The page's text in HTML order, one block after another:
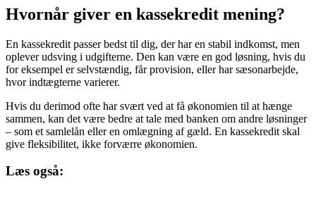
Hvornår giver en kassekredit mening?
En kassekredit passer bedst til dig, der har en stabil indkomst, men
oplever udsving i udgifterne. Den kan være en god løsning, hvis du
for eksempel er selvstændig, får provision, eller har sæsonarbejde,
hvor indtægterne varierer.
Hvis du derimod ofte har svært ved at få økonomien til at hænge
sammen, kan det være bedre at tale med banken om andre løsninger
– som et samlelån eller en omlægning af gæld. En kassekredit skal
give fleksibilitet, ikke forværre økonomien.
Læs også: